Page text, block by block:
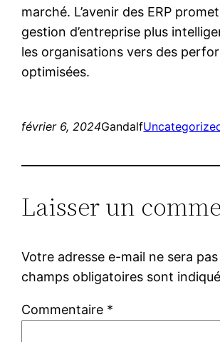
marché. L’avenir des ERP
gestion d’entreprise plus
les organisations vers des
optimisées.
février 6, 2024Gandalf
Laisser un
Votre adresse e-mail ne sera
champs obligatoires sont
Commentaire *